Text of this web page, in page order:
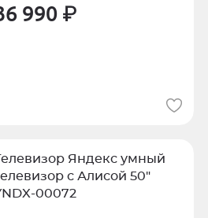
990 ₽
Яндекс умный
с Алисой 50"
00072